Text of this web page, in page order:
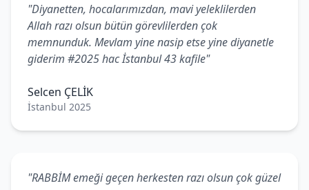
"Diyanetten, hocalarımızdan, mavi yeleklilerden
Allah razı olsun bütün görevlilerden çok
memnunduk. Mevlam yine nasip etse yine diyanetle
giderim #2025 hac İstanbul 43 kafile"
Selcen ÇELİK
İstanbul 2025
"RABBİM emeği geçen herkesten razı olsun çok güzel